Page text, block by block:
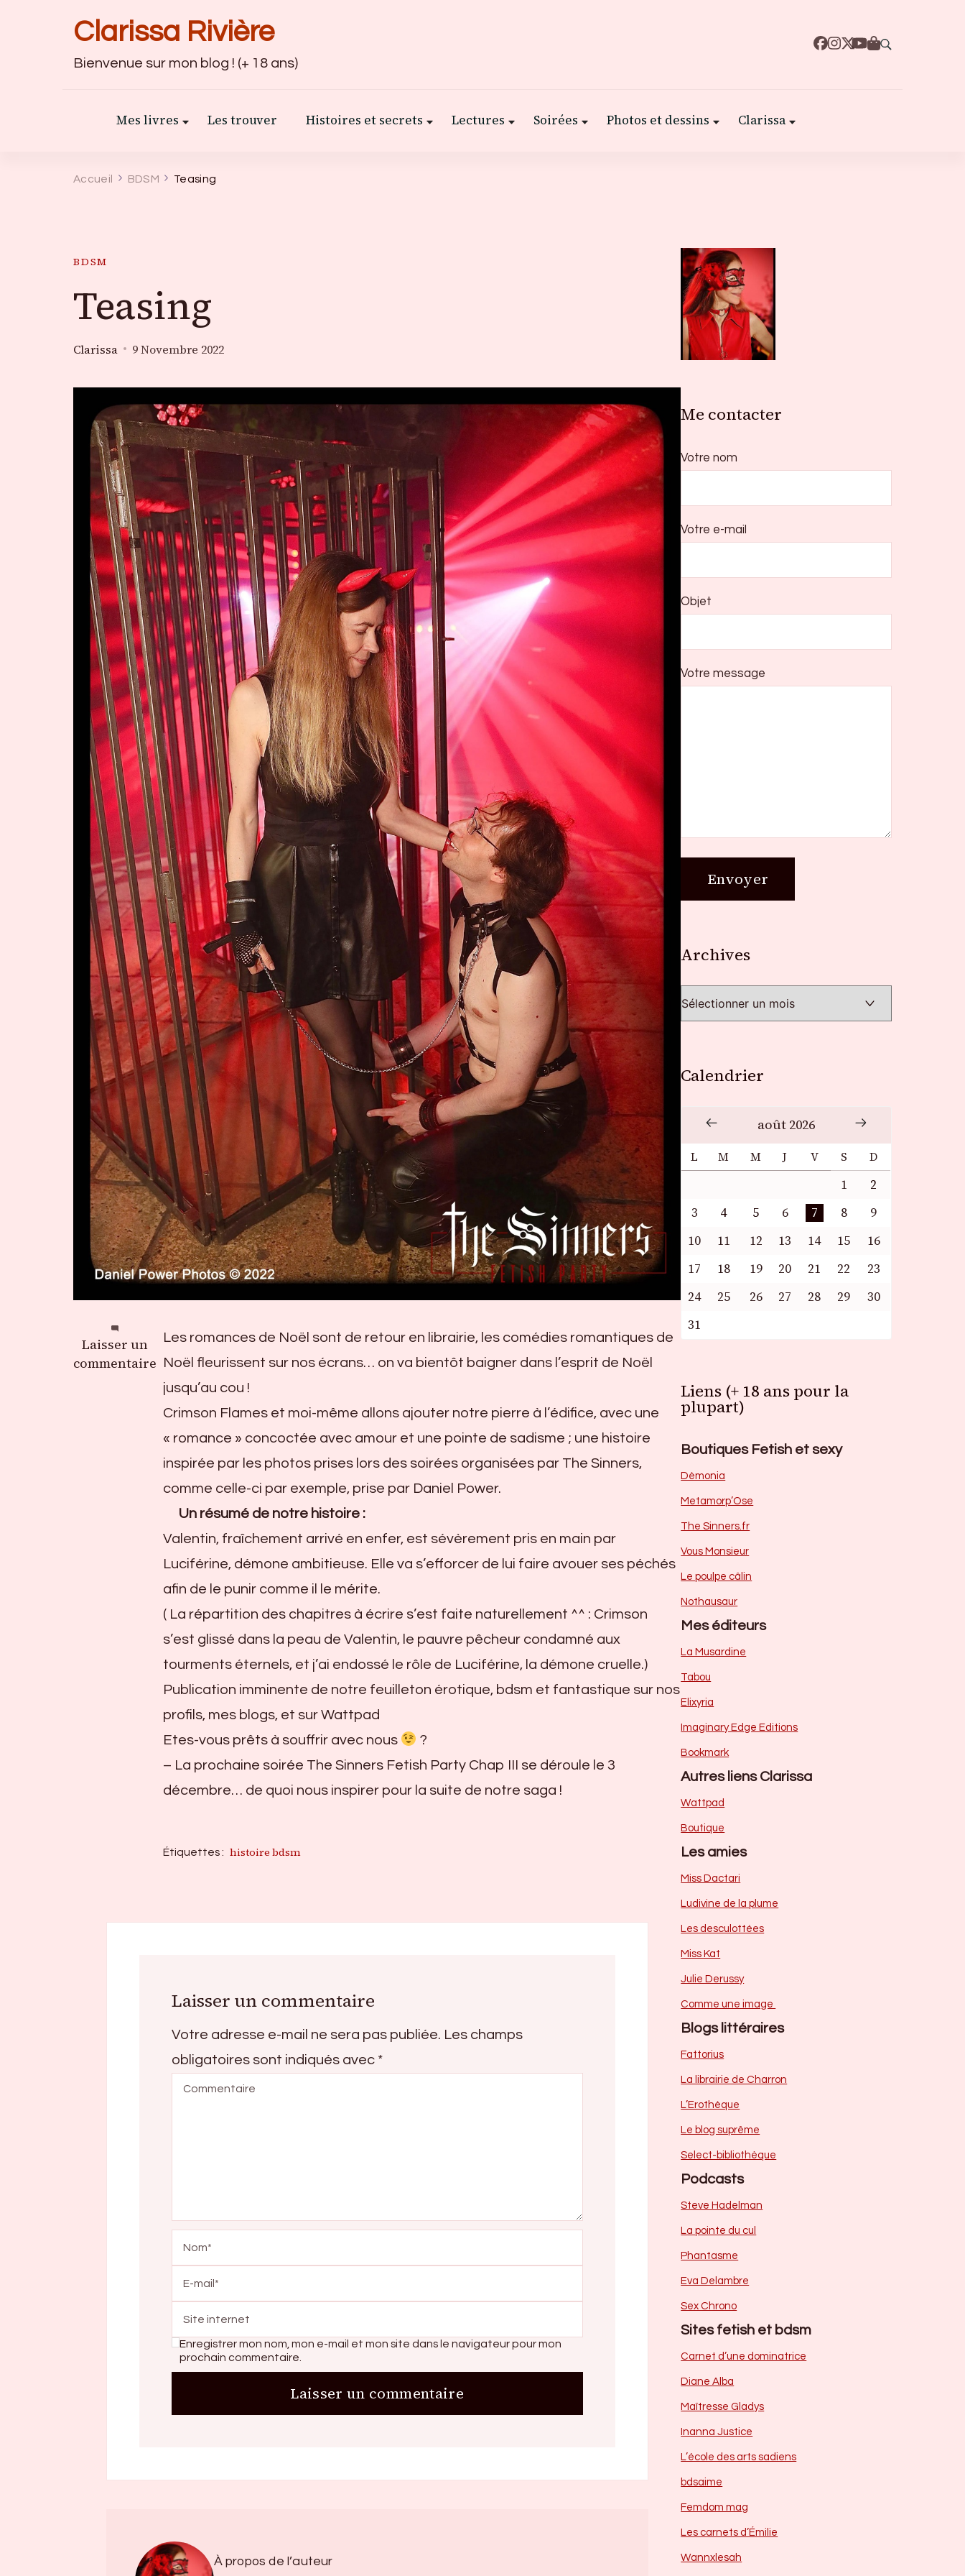
Clarissa Rivière
Bienvenue sur mon blog ! (+ 18 ans)
Mes livres Les trouver Histoires et secrets Lectures Soirées Photos et dessins Clarissa
Accueil BDSM Teasing
BDSM
Teasing
Clarissa 9 Novembre 2022
Laisser un
commentaire
sur
Teasing
Les romances de Noël sont de retour en librairie, les comédies romantiques de
Noël fleurissent sur nos écrans… on va bientôt baigner dans l’esprit de Noël
jusqu’au cou !
Crimson Flames et moi-même allons ajouter notre pierre à l’édifice, avec une
« romance » concoctée avec amour et une pointe de sadisme ; une histoire
inspirée par les photos prises lors des soirées organisées par The Sinners,
comme celle-ci par exemple, prise par Daniel Power.
Un résumé de notre histoire :
Valentin, fraîchement arrivé en enfer, est sévèrement pris en main par
Luciférine, démone ambitieuse. Elle va s’efforcer de lui faire avouer ses péchés
afin de le punir comme il le mérite.
( La répartition des chapitres à écrire s’est faite naturellement ^^ : Crimson
s’est glissé dans la peau de Valentin, le pauvre pêcheur condamné aux
tourments éternels, et j’ai endossé le rôle de Luciférine, la démone cruelle.)
Publication imminente de notre feuilleton érotique, bdsm et fantastique sur nos
profils, mes blogs, et sur Wattpad
Etes-vous prêts à souffrir avec nous
?
– La prochaine soirée The Sinners Fetish Party Chap III se déroule le 3
décembre… de quoi nous inspirer pour la suite de notre saga !
Étiquettes : histoire bdsm
Laisser un commentaire
Votre adresse e-mail ne sera pas publiée. Les champs
obligatoires sont indiqués avec *
Enregistrer mon nom, mon e-mail et mon site dans le navigateur pour mon
prochain commentaire.
À propos de l’auteur
Me contacter
Votre nom
Votre e-mail
Objet
Votre message
Archives
Calendrier
août 2026
L M M J V S D
1
2
3
4 5 6 7 8
9
10
11 12 13 14 15
16
17
18 19 20 21 22
23
24
25 26 27 28 29
30
31
Liens (+ 18 ans pour la
plupart)
Boutiques Fetish et sexy
Dèmonia
Metamorp’Ose
The Sinners.fr
Vous Monsieur
Le poulpe câlin
Nothausaur
Mes éditeurs
La Musardine
Tabou
Elixyria
Imaginary Edge Editions
Bookmark
Autres liens Clarissa
Wattpad
Boutique
Les amies
Miss Dactari
Ludivine de la plume
Les desculottées
Miss Kat
Julie Derussy
Comme une image
Blogs littéraires
Fattorius
La librairie de Charron
L’Erothèque
Le blog suprême
Select-bibliothèque
Podcasts
Steve Hadelman
La pointe du cul
Phantasme
Eva Delambre
Sex Chrono
Sites fetish et bdsm
Carnet d’une dominatrice
Diane Alba
Maîtresse Gladys
Inanna Justice
L’école des arts sadiens
bdsaime
Femdom mag
Les carnets d’Émilie
Wannxlesah